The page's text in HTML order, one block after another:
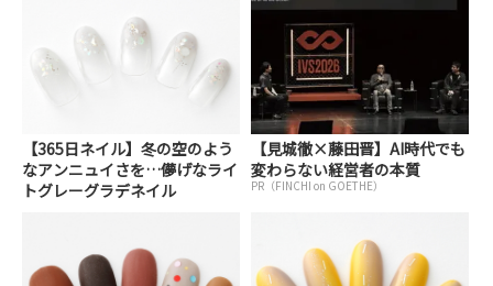
【365日ネイル】冬の空のよう
なアンニュイさを…儚げなライ
トグレーグラデネイル
【見城徹×藤田晋】AI時代でも
変わらない経営者の本質
PR（FINCHI on GOETHE）